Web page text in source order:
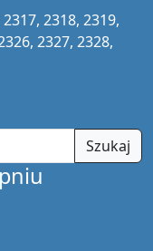
2317, 2318, 2319,
, 2327, 2328,
Szukaj